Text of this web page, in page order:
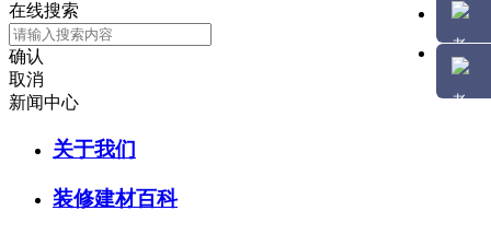
在线搜索
确认
取消
新闻中心
关于我们
装修建材百科